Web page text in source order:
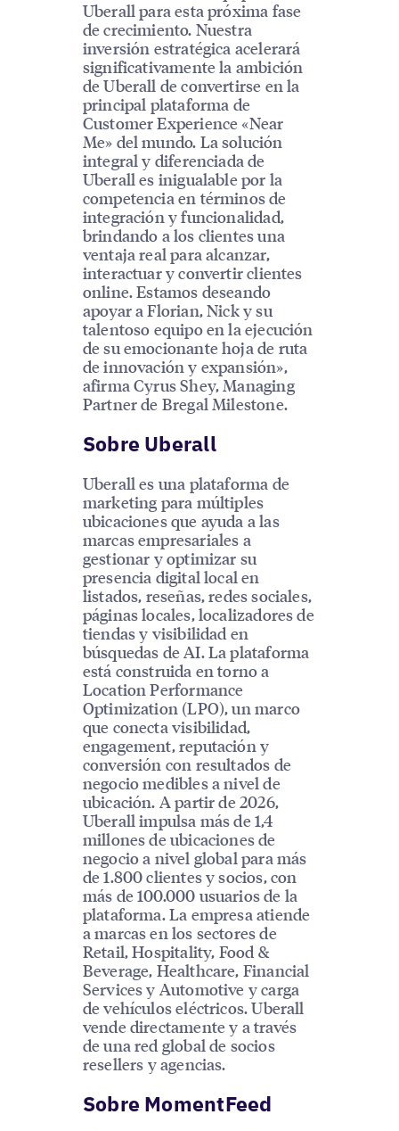
Uberall para esta próxima fase
de crecimiento. Nuestra
inversión estratégica acelerará
significativamente la ambición
de Uberall de convertirse en la
principal plataforma de
Customer Experience «Near
Me» del mundo. La solución
integral y diferenciada de
Uberall es inigualable por la
competencia en términos de
integración y funcionalidad,
brindando a los clientes una
ventaja real para alcanzar,
interactuar y convertir clientes
online. Estamos deseando
apoyar a Florian, Nick y su
talentoso equipo en la ejecución
de su emocionante hoja de ruta
de innovación y expansión»,
afirma Cyrus Shey, Managing
Partner de Bregal Milestone.
Sobre Uberall
Uberall es una plataforma de
marketing para múltiples
ubicaciones que ayuda a las
marcas empresariales a
gestionar y optimizar su
presencia digital local en
listados, reseñas, redes sociales,
páginas locales, localizadores de
tiendas y visibilidad en
búsquedas de AI. La plataforma
está construida en torno a
Location Performance
Optimization (LPO), un marco
que conecta visibilidad,
engagement, reputación y
conversión con resultados de
negocio medibles a nivel de
ubicación. A partir de 2026,
Uberall impulsa más de 1,4
millones de ubicaciones de
negocio a nivel global para más
de 1.800 clientes y socios, con
más de 100.000 usuarios de la
plataforma. La empresa atiende
a marcas en los sectores de
Retail, Hospitality, Food &
Beverage, Healthcare, Financial
Services y Automotive y carga
de vehículos eléctricos. Uberall
vende directamente y a través
de una red global de socios
resellers y agencias.
Sobre MomentFeed